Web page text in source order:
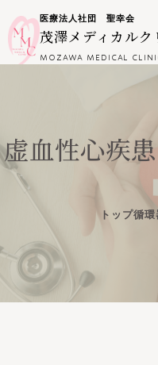
医療法人社団 聖幸会
茂澤メディカルク
MOZAWA MEDICAL
虚血性心疾
トップ循環